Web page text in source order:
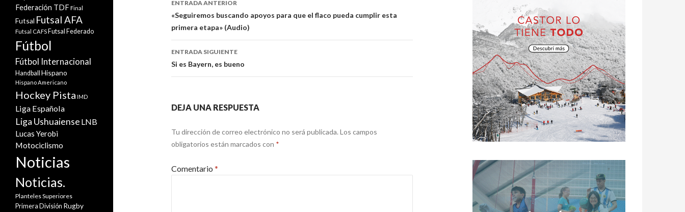
de
entradas
ENTRADA ANTERIOR
«Seguiremos buscando apoyos para que el flaco pueda cumplir esta
primera etapa» (Audio)
ENTRADA SIGUIENTE
Si es Bayern, es bueno
DEJA UNA RESPUESTA
Tu dirección de correo electrónico no será publicada. Los campos
obligatorios están marcados con *
Comentario *
Federación TDF Final
Futsal Futsal AFA
Futsal CAFS Futsal Federado
Fútbol
Fútbol Internacional
Handball Hispano
Hispano Americano
Hockey Pista IMD
Liga Española
Liga Ushuaiense LNB
Lucas Yerobi
Motociclismo
Noticias
Noticias.
Planteles Superiores
Primera División Rugby